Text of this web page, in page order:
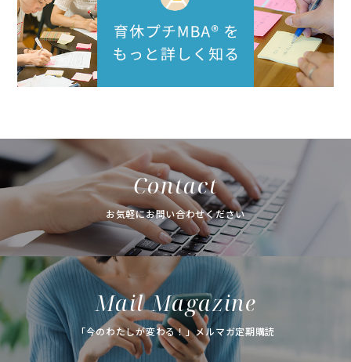
Contact
お気軽にお問い合わせください
Mail Magazine
「今のわたしが変わる！」メルマガ定期購読